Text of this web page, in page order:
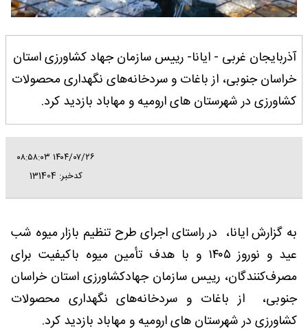
آذربایجان غربی - ایانا- رییس سازمان جهاد کشاورزی استان
خراسان جنوبی، از باغات و سردخانه‌های نگهداری محصولات
کشاورزی در شهرستان های ارومیه و مهاباد بازدید کرد.
۱۴۰۴/۰۷/۲۶ ۰۸:۵۸:۰۳
کدخبر: 131404
به گزارش ایانا، در راستای اجرای طرح تنظیم بازار میوه شب
عید و نوروز ۱۴۰۵ و با هدف تأمین میوه‌ باکیفیت برای
مصرف‌کنندگان، رییس سازمان جهادکشاورزی استان خراسان
جنوبی، از باغات و سردخانه‌های نگهداری محصولات
کشاورزی در شهرستان های ارومیه و مهاباد بازدید کرد.